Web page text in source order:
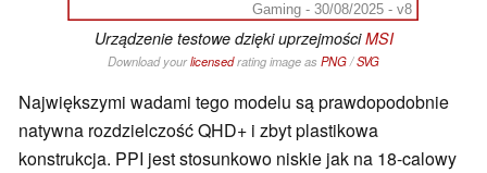
Gaming - 30/08/2025 - v8
Urządzenie testowe dzięki uprzejmościMSI
Download yourlicensedrating image as PNG/SVG
Największymi wadami tego modelu są prawdopodobnie
natywna rozdzielczość QHD+ i zbyt plastikowa
konstrukcja. PPI jest stosunkowo niskie jak na 18-calowy